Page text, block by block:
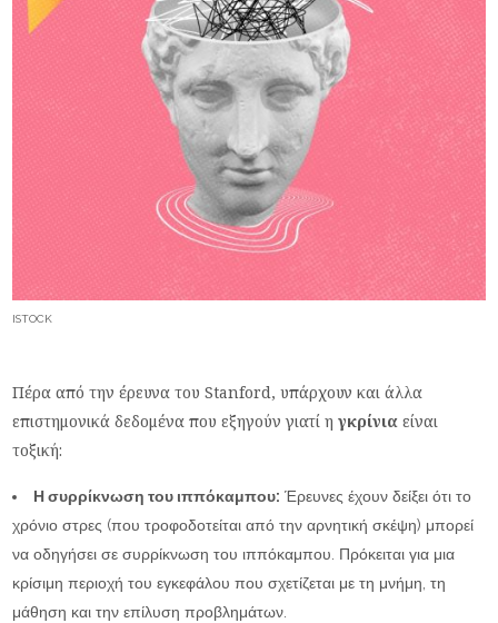
ISTOCK
Πέρα από την έρευνα του Stanford, υπάρχουν και άλλα
επιστημονικά δεδομένα που εξηγούν γιατί ηγκρίνια είναι
τοξική:
Η συρρίκνωση του ιππόκαμπου: Έρευνες έχουν δείξει ότι το
χρόνιο στρες (που τροφοδοτείται από την αρνητική σκέψη) μπορεί
να οδηγήσει σε συρρίκνωση του ιππόκαμπου. Πρόκειται για μια
κρίσιμη περιοχή του εγκεφάλου που σχετίζεται με τη μνήμη, τη
μάθηση και την επίλυση προβλημάτων.